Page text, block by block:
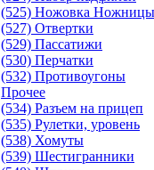
(525) Ножовка
(527) Отвертки
(529) Пассатижи
(530) Перчатки
(532) Противоугоны
Прочее
(534) Разъем на прицеп
(535) Рулетки, уровень
(538) Хомуты
(539) Шестигранники